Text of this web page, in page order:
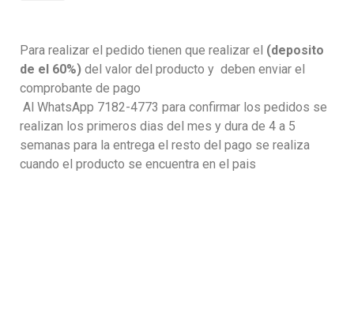
Para realizar el pedido tienen que realizar el (deposito
de el 60%) del valor del producto y deben enviar el
comprobante de pago
Al WhatsApp 7182-4773 para confirmar los pedidos se
realizan los primeros dias del mes y dura de 4 a 5
semanas para la entrega el resto del pago se realiza
cuando el producto se encuentra en el pais